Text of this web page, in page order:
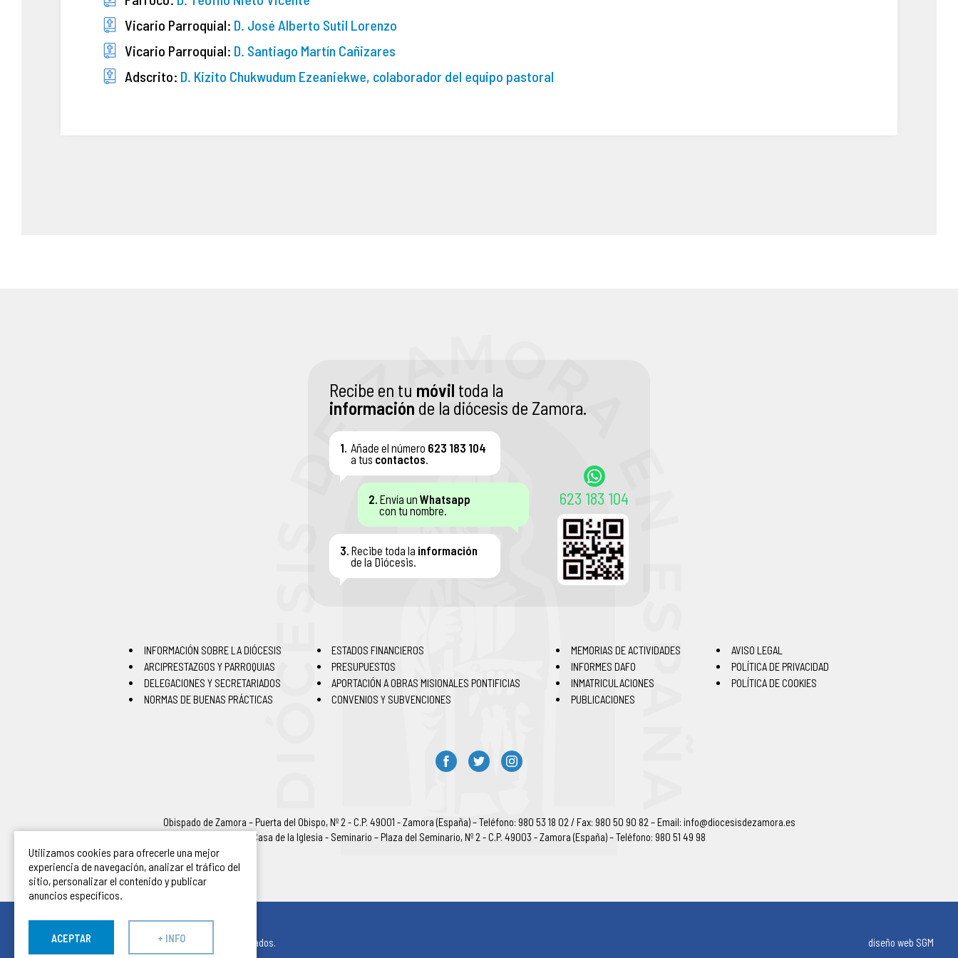
Utilizamos cookies para ofrecerle una mejor
experiencia de navegación, analizar el tráfico del
sitio, personalizar el contenido y publicar
anuncios específicos.
ACEPTAR + INFO
Vicario Parroquial: D. José Alberto Sutil Lorenzo
Vicario Parroquial: D. Santiago Martín Cañizares
Adscrito: D. Kizito Chukwudum Ezeaniekwe, colaborador del equipo pastoral
Recibe en tu móvil toda la
información de la diócesis de Zamora.
1. Añade el número 623 183 104
a tus contactos.
2. Envía un Whatsapp
con tu nombre.
3. Recibe toda la información
de la Diócesis.
623 183 104
INFORMACIÓN SOBRE LA DIÓCESIS
ARCIPRESTAZGOS Y PARROQUIAS
DELEGACIONES Y SECRETARIADOS
NORMAS DE BUENAS PRÁCTICAS
ESTADOS FINANCIEROS
PRESUPUESTOS
APORTACIÓN A OBRAS MISIONALES PONTIFICIAS
CONVENIOS Y SUBVENCIONES
MEMORIAS DE ACTIVIDADES
INFORMES DAFO
INMATRICULACIONES
PUBLICACIONES
AVISO LEGAL
POLÍTICA DE PRIVACIDAD
POLÍTICA DE COOKIES
Obispado de Zamora – Puerta del Obispo, Nº 2 - C.P. 49001 - Zamora (España) – Teléfono: 980 53 18 02 / Fax: 980 50 90 82 – Email: info@diocesisdezamora.es
Casa de la Iglesia - Seminario – Plaza del Seminario, Nº 2 - C.P. 49003 - Zamora (España) – Teléfono: 980 51 49 98
© Obispado de Zamora 2026. Todos los derechos reservados. diseño web SGM